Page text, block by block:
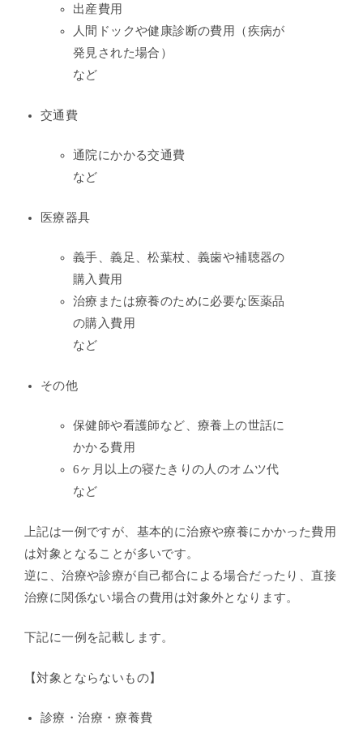
出産費用
人間ドックや健康診断の費用（疾病が
発見された場合）
など
交通費
通院にかかる交通費
など
医療器具
義手、義足、松葉杖、義歯や補聴器の
購入費用
治療または療養のために必要な医薬品
の購入費用
など
その他
保健師や看護師など、療養上の世話に
かかる費用
6ヶ月以上の寝たきりの人のオムツ代
など
上記は一例ですが、基本的に治療や療養にかかった費用
は対象となることが多いです。
逆に、治療や診療が自己都合による場合だったり、直接
治療に関係ない場合の費用は対象外となります。
下記に一例を記載します。
【対象とならないもの】
診療・治療・療養費